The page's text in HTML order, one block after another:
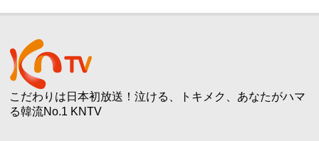
こだわりは日本初放送！泣ける、トキメク、あなたがハマ
る韓流No.1 KNTV